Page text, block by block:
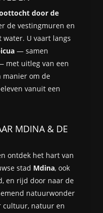
door de
de vestingmuren en
U vaart langs
— samen
met uitleg van een
manier om de
vanuit een
MDINA & DE
ontdek het hart van
stad Mdina, ook
en rijd door naar de
natuurwonder
cultuur, natuur en